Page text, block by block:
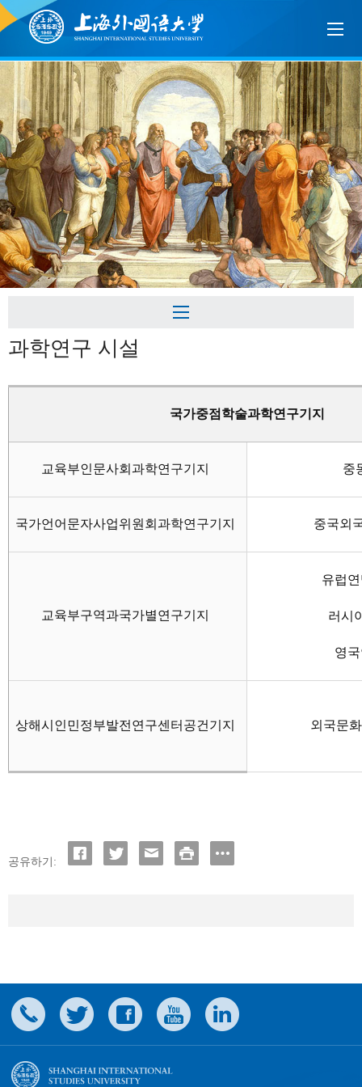
과학연구 시설
국가중점학술과학연구기지
교육부인문사회과학연구기지 중
국가언어문자사업위원회과학연구기지 중국외
교육부구역과국가별연구기지
유럽
러시
영
상해시인민정부발전연구센터공건기지 외국문
공유하기: